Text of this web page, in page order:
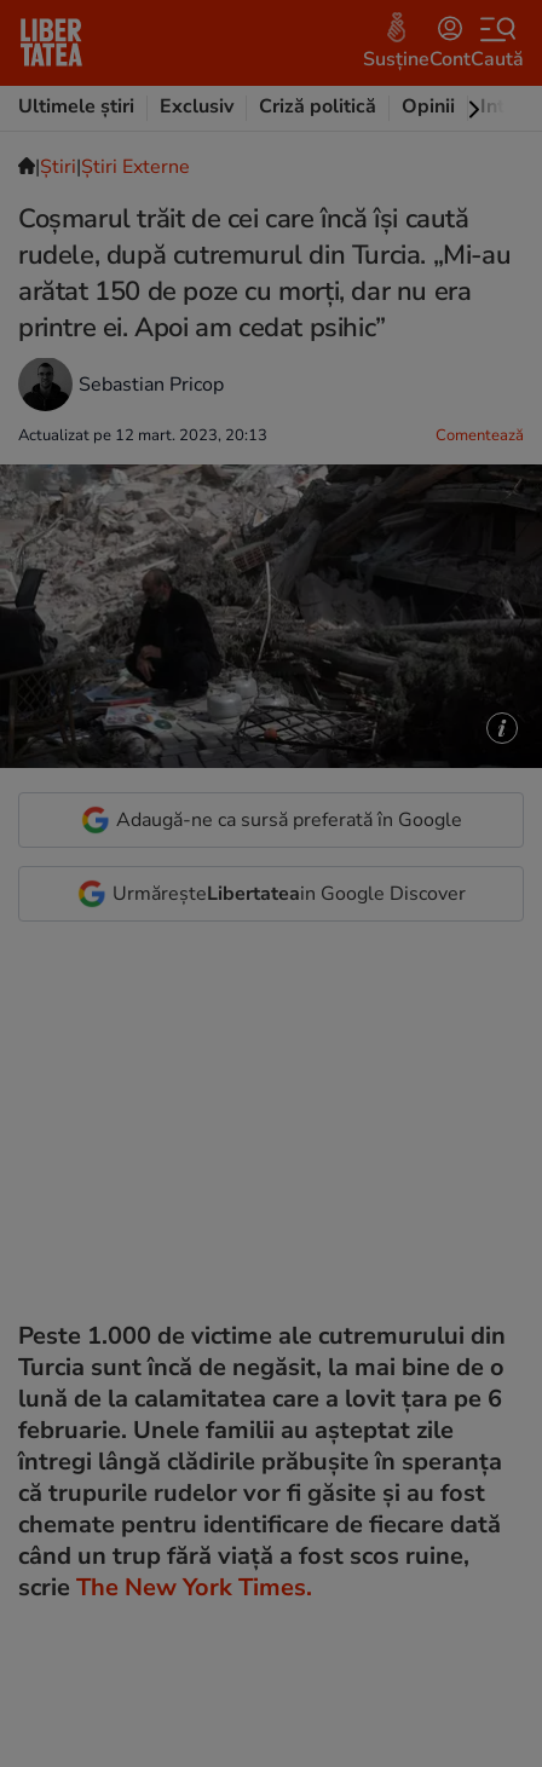
SusțineContCaută
Ultimele știri
Exclusiv Criză politică Opinii
|Ştiri|Știri Externe
Coșmarul trăit de cei care încă își caută
rudele, după cutremurul din Turcia. „Mi-au
arătat 150 de poze cu morți, dar nu era
printre ei. Apoi am cedat psihic”
Sebastian Pricop
Actualizat pe 12 mart. 2023, 20:13 Comentează
Adaugă-ne ca sursă preferată în Google
UrmăreșteLibertateain Google Discover
Peste 1.000 de victime ale cutremurului din
Turcia sunt încă de negăsit, la mai bine de o
lună de la calamitatea care a lovit țara pe 6
februarie. Unele familii au așteptat zile
întregi lângă clădirile prăbușite în speranța
că trupurile rudelor vor fi găsite și au fost
chemate pentru identificare de fiecare dată
când un trup fără viață a fost scos ruine,
scrie The New York Times.